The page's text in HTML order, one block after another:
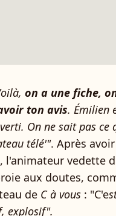
on a une fiche,
ton avis. Émilien
On ne sait pas ce
télé'". Après
l'animateur vedette
aux doutes,
de C à vous : "C'e
explosif".